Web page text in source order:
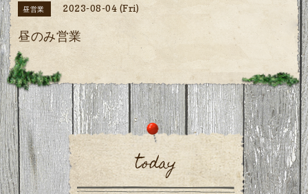
昼営業 2023-08-04 (Fri)
昼のみ営業
today